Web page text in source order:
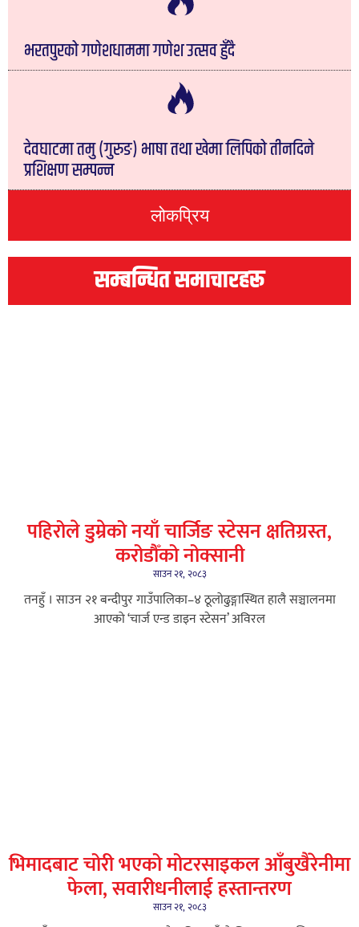
लोकप्रिय
भरतपुरको गणेशधाममा गणेश उत्सव हुँदै
देवघाटमा तमु (गुरुङ) भाषा तथा खेमा लिपिको तीनदिने
प्रशिक्षण सम्पन्न
सम्बन्धित समाचारहरू
पहिरोले डुम्रेको नयाँ चार्जिङ स्टेसन क्षतिग्रस्त,
करोडौँको नोक्सानी
साउन २१, २०८३
तनहुँ । साउन २१ बन्दीपुर गाउँपालिका–४ ठूलोढुङ्गास्थित हालै सञ्चालनमा
आएको ‘चार्ज एन्ड डाइन स्टेसन’ अविरल
भिमादबाट चोरी भएको मोटरसाइकल आँबुखैरेनीमा
फेला, सवारीधनीलाई हस्तान्तरण
साउन २१, २०८३